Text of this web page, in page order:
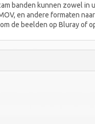
banden kunnen zowel in
en andere formaten
de beelden op Bluray of